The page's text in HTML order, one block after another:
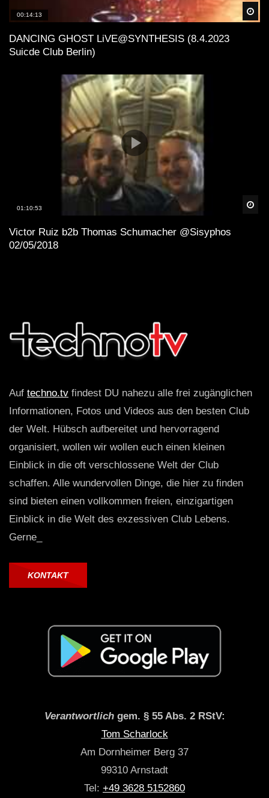
00:14:13
DANCING GHOST LiVE@SYNTHESIS (8.4.2023
Suicde Club Berlin)
01:10:53
Victor Ruiz b2b Thomas Schumacher @Sisyphos
02/05/2018
Auf techno.tv findest DU nahezu alle frei zugänglichen
Informationen, Fotos und Videos aus den besten Club
der Welt. Hübsch aufbereitet und hervorragend
organisiert, wollen wir wollen euch einen kleinen
Einblick in die oft verschlossene Welt der Club
schaffen. Alle wundervollen Dinge, die hier zu finden
sind bieten einen vollkommen freien, einzigartigen
Einblick in die Welt des exzessiven Club Lebens.
Gerne_
KONTAKT
Verantwortlichgem. § 55 Abs. 2 RStV:
Tom Scharlock
Am Dornheimer Berg 37
99310 Arnstadt
Tel: +49 3628 5152860